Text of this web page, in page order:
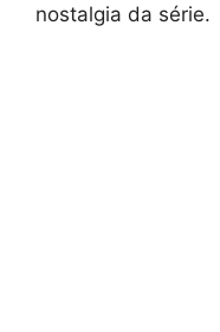
nostalgia da série.